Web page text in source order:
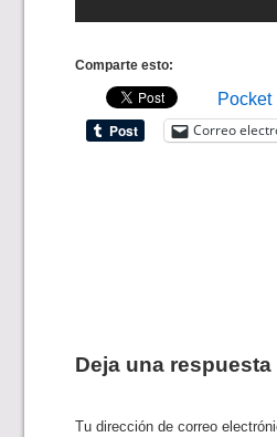
Comparte esto:
Pocket
Correo
Deja una respuesta
Tu dirección de correo